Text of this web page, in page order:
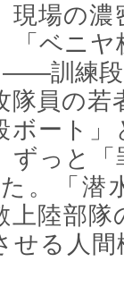
現場の
「ベニ
――訓練
隊員の若
ボート
ずっと
。「潜
陸部隊
せる人